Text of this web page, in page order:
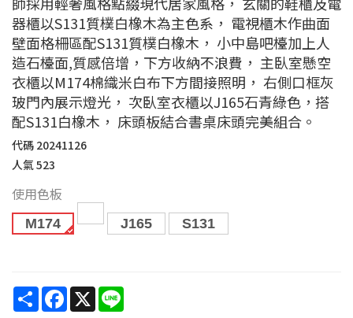
器櫃以S131質樸白橡木為主色系， 電視櫃木作曲面
壁面格柵區配S131質樸白橡木， 小中島吧檯加上人
造石檯面,質感倍增，下方收納不浪費， 主臥室懸空
衣櫃以M174棉織米白布下方間接照明， 右側口框灰
玻門內展示燈光， 次臥室衣櫃以J165石青綠色，搭
配S131白橡木， 床頭板結合書桌床頭完美組合。
代碼 20241126
人氣523
使用色板
M174 J165 S131
ShareFacebook
X